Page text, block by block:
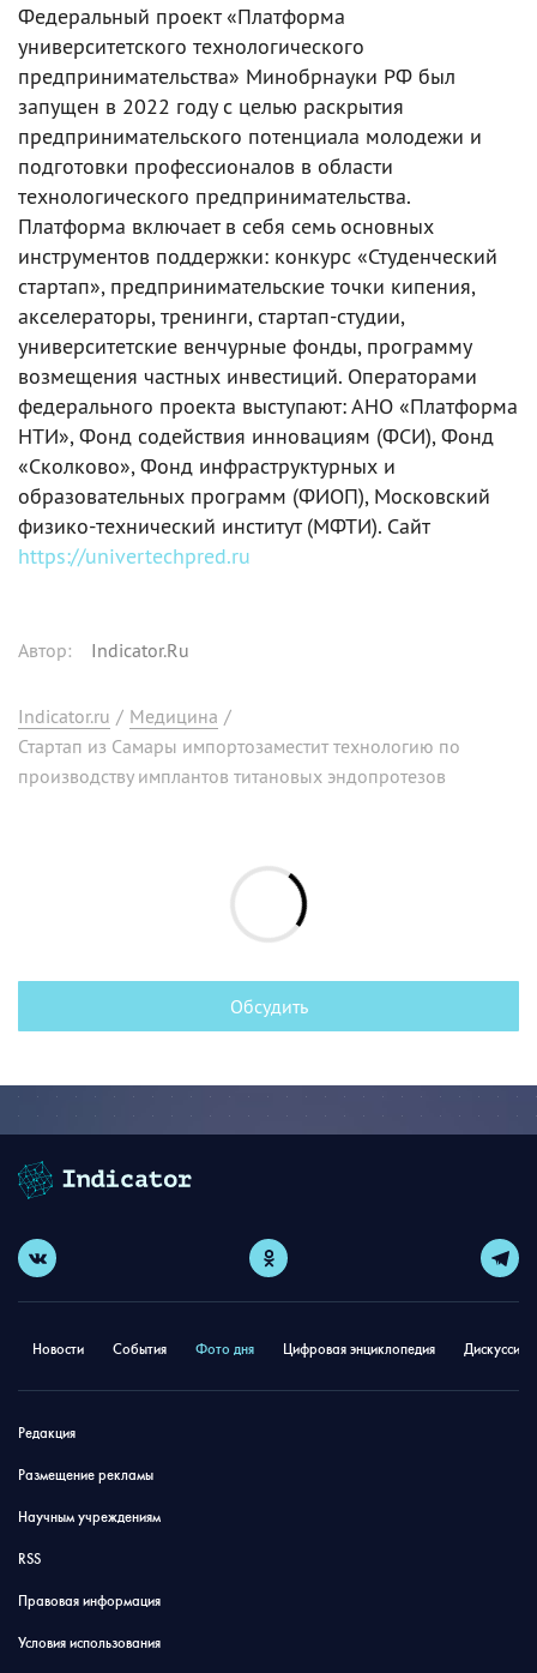
Федеральный проект «Платформа
университетского технологического
предпринимательства» Минобрнауки РФ был
запущен в 2022 году с целью раскрытия
предпринимательского потенциала молодежи и
подготовки профессионалов в области
технологического предпринимательства.
Платформа включает в себя семь основных
инструментов поддержки: конкурс «Студенческий
стартап», предпринимательские точки кипения,
акселераторы, тренинги, стартап-студии,
университетские венчурные фонды, программу
возмещения частных инвестиций. Операторами
федерального проекта выступают: АНО «Платформа
НТИ», Фонд содействия инновациям (ФСИ), Фонд
«Сколково», Фонд инфраструктурных и
образовательных программ (ФИОП), Московский
физико-технический институт (МФТИ). Сайт
https://univertechpred.ru
Автор: Indicator.Ru
Indicator.ru / Медицина /
Стартап из Самары импортозаместит технологию по
производству имплантов титановых эндопротезов
Обсудить
Новости События Фото дня Цифровая энциклопедия
Редакция
Размещение рекламы
Научным учреждениям
RSS
Правовая информация
Условия использования